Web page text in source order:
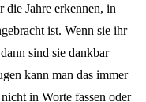
die Jahre erkennen, in
ist. Wenn sie ihr
sind sie dankbar
kann man das immer
in Worte fassen oder